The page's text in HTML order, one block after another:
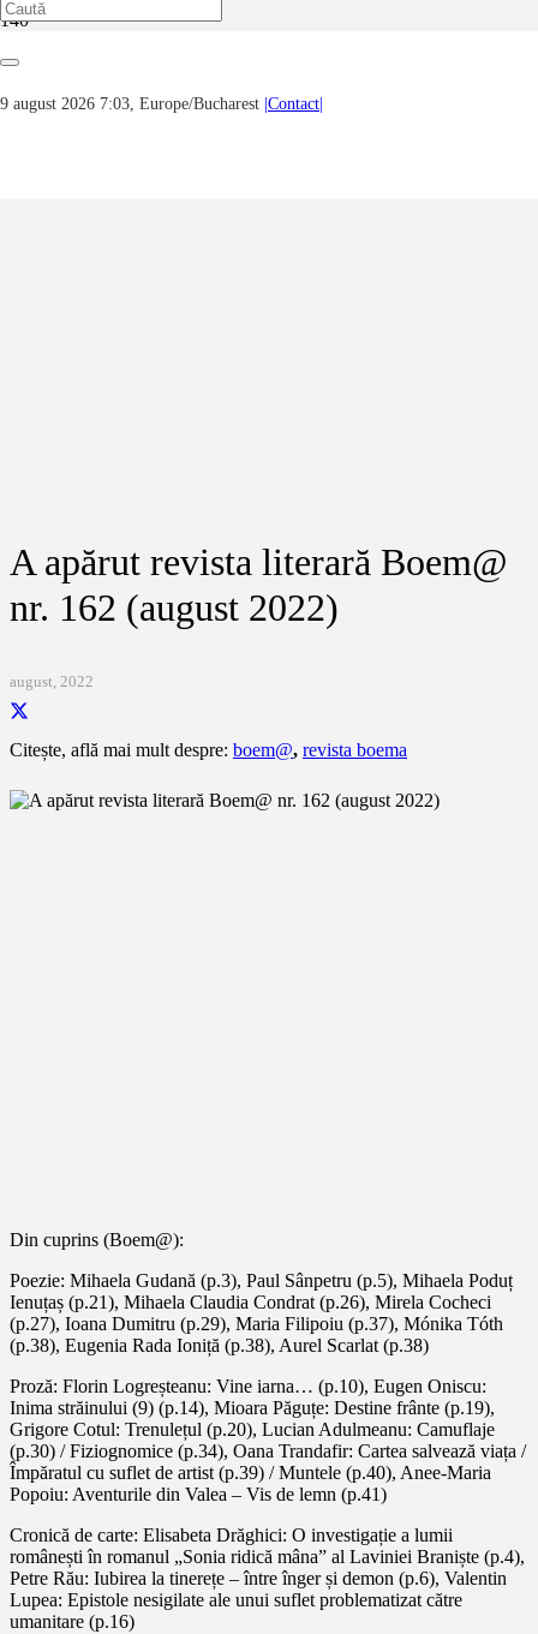
9 august 2026 7:03, Europe/Bucharest |Contact|
Noutăți, evenimente, știri...
A apărut revista literară Boem@
nr. 162 (august 2022)
august, 2022
Citește, află mai mult despre: boem@, revista boema
Din cuprins (Boem@):
Poezie: Mihaela Gudană (p.3), Paul Sânpetru (p.5), Mihaela Poduț
Ienuțaș (p.21), Mihaela Claudia Condrat (p.26), Mirela Cocheci
(p.27), Ioana Dumitru (p.29), Maria Filipoiu (p.37), Mónika Tóth
(p.38), Eugenia Rada Ioniță (p.38), Aurel Scarlat (p.38)
Proză: Florin Logreșteanu: Vine iarna… (p.10), Eugen Oniscu:
Inima străinului (9) (p.14), Mioara Păguțe: Destine frânte (p.19),
Grigore Cotul: Trenulețul (p.20), Lucian Adulmeanu: Camuflaje
(p.30) / Fiziognomice (p.34), Oana Trandafir: Cartea salvează viața /
Împăratul cu suflet de artist (p.39) / Muntele (p.40), Anee-Maria
Popoiu: Aventurile din Valea – Vis de lemn (p.41)
Cronică de carte: Elisabeta Drăghici: O investigație a lumii
românești în romanul „Sonia ridică mâna” al Laviniei Braniște (p.4),
Petre Rău: Iubirea la tinerețe – între înger și demon (p.6), Valentin
Lupea: Epistole nesigilate ale unui suflet problematizat către
umanitare (p.16)